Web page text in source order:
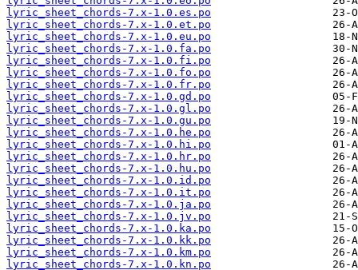
lyric_sheet_chords-7.x-1.0.es.po
lyric_sheet_chords-7.x-1.0.et.po
lyric_sheet_chords-7.x-1.0.eu.po
lyric_sheet_chords-7.x-1.0.fa.po
lyric_sheet_chords-7.x-1.0.fi.po
lyric_sheet_chords-7.x-1.0.fo.po
lyric_sheet_chords-7.x-1.0.fr.po
lyric_sheet_chords-7.x-1.0.gd.po
lyric_sheet_chords-7.x-1.0.gl.po
lyric_sheet_chords-7.x-1.0.gu.po
lyric_sheet_chords-7.x-1.0.he.po
lyric_sheet_chords-7.x-1.0.hi.po
lyric_sheet_chords-7.x-1.0.hr.po
lyric_sheet_chords-7.x-1.0.hu.po
lyric_sheet_chords-7.x-1.0.id.po
lyric_sheet_chords-7.x-1.0.it.po
lyric_sheet_chords-7.x-1.0.ja.po
lyric_sheet_chords-7.x-1.0.jv.po
lyric_sheet_chords-7.x-1.0.ka.po
lyric_sheet_chords-7.x-1.0.kk.po
lyric_sheet_chords-7.x-1.0.km.po
lyric_sheet_chords-7.x-1.0.kn.po